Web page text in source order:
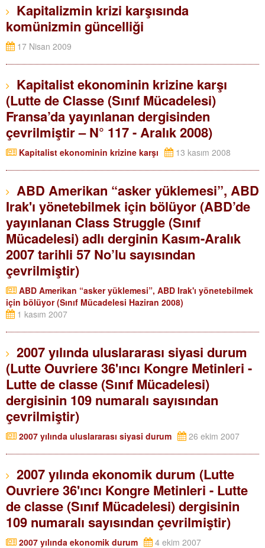
Kapitalizmin krizi karşısında
komünizmin güncelliği
17 Nisan 2009
Kapitalist ekonominin krizine karşı
(Lutte de Classe (Sınıf Mücadelesi)
Fransa’da yayınlanan dergisinden
çevrilmiştir – N° 117 - Aralık 2008)
Kapitalist ekonominin krizine karşı 13 kasım 2008
ABD Amerikan “asker yüklemesi”, ABD
Irak'ı yönetebilmek için bölüyor (ABD’de
yayınlanan Class Struggle (Sınıf
Mücadelesi) adlı derginin Kasım-Aralık
2007 tarihli 57 No’lu sayısından
çevrilmiştir)
ABD Amerikan “asker yüklemesi”, ABD Irak'ı yönetebilmek
için bölüyor (Sınıf Mücadelesi Haziran 2008)
1 kasım 2007
2007 yılında uluslararası siyasi durum
(Lutte Ouvriere 36'ıncı Kongre Metinleri -
Lutte de classe (Sınıf Mücadelesi)
dergisinin 109 numaralı sayısından
çevrilmiştir)
2007 yılında uluslararası siyasi durum 26 ekim 2007
2007 yılında ekonomik durum (Lutte
Ouvriere 36'ıncı Kongre Metinleri - Lutte
de classe (Sınıf Mücadelesi) dergisinin
109 numaralı sayısından çevrilmiştir)
2007 yılında ekonomik durum 4 ekim 2007